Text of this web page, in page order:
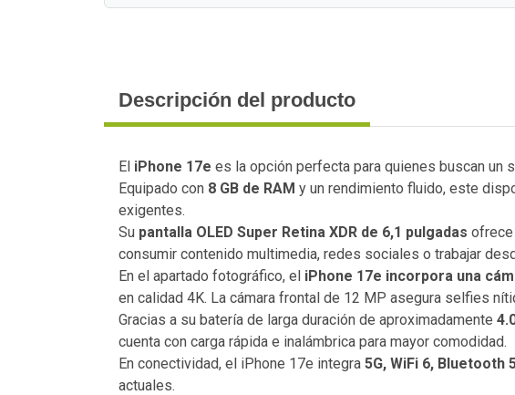
Descripción del producto
El iPhone 17e es la opción perfecta para quienes buscan un
Equipado con 8 GB de RAM y un rendimiento fluido, este
exigentes.
Su pantalla OLED Super Retina XDR de 6,1 pulgadas ofrece
consumir contenido multimedia, redes sociales o trabajar
En el apartado fotográfico, el iPhone 17e incorpora una
en calidad 4K. La cámara frontal de 12 MP asegura selfies
Gracias a su batería de larga duración de aproximadamente
cuenta con carga rápida e inalámbrica para mayor comodidad.
En conectividad, el iPhone 17e integra 5G, WiFi 6, Bluetooth
actuales.